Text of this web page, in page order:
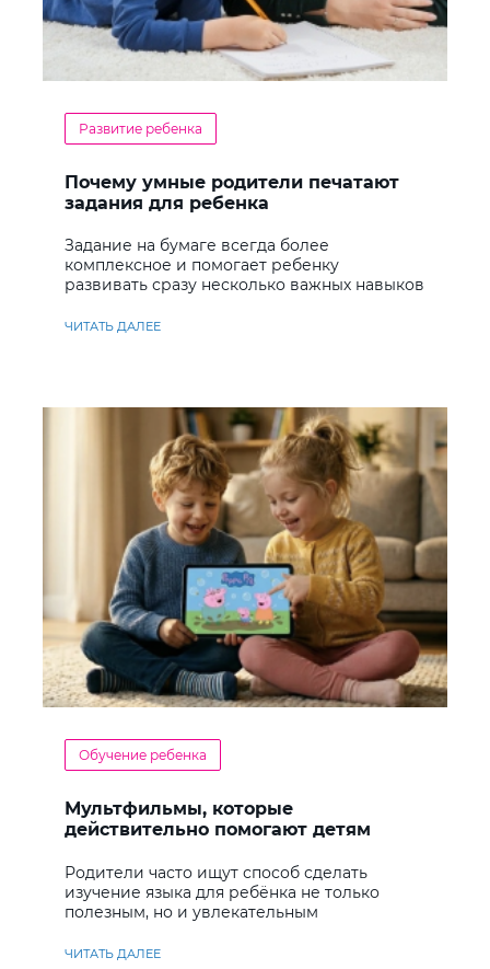
Развитие ребенка
Почему умные родители печатают
задания для ребенка
Задание на бумаге всегда более
комплексное и помогает ребенку
развивать сразу несколько важных навыков
ЧИТАТЬ ДАЛЕЕ
Обучение ребенка
Мультфильмы, которые
действительно помогают детям
Родители часто ищут способ сделать
изучение языка для ребёнка не только
полезным, но и увлекательным
ЧИТАТЬ ДАЛЕЕ